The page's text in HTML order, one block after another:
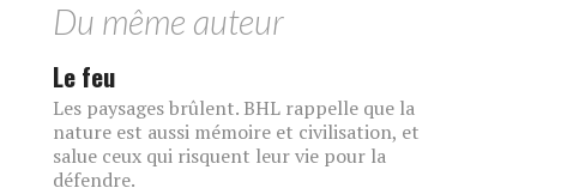
Du même auteur
Le feu
Les paysages brûlent. BHL rappelle que la
nature est aussi mémoire et civilisation, et
salue ceux qui risquent leur vie pour la
défendre.